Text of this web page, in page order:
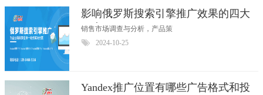
影响俄罗斯搜索引擎推广效果的四大
因素
销售市场调查与分析，产品策
2024-10-25
Yandex推广位置有哪些广告格式和投